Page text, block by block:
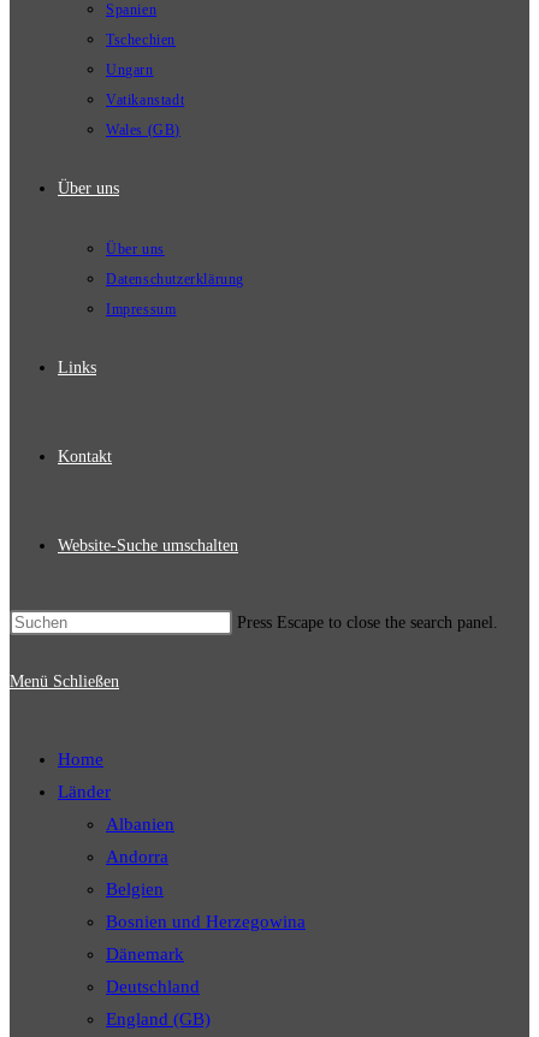
Spanien
Tschechien
Ungarn
Vatikanstadt
Wales (GB)
Über uns
Über uns
Datenschutzerklärung
Impressum
Links
Kontakt
Website-Suche umschalten
Press Escape to close the search panel.
Menü Schließen
Home
Länder
Albanien
Andorra
Belgien
Bosnien und Herzegowina
Dänemark
Deutschland
England (GB)